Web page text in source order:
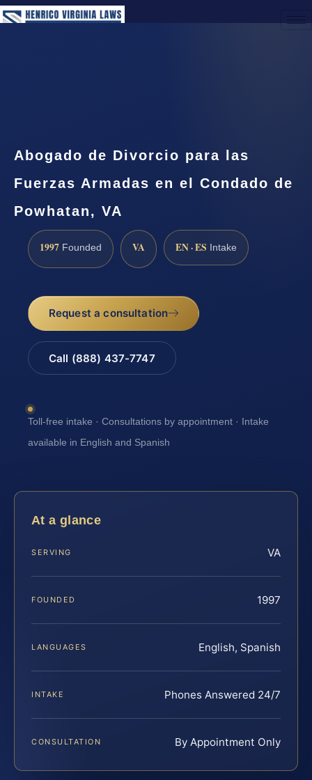
Abogado de Divorcio para las
Fuerzas Armadas en el Condado de
Powhatan, VA
1997 Founded VA EN · ES Intake
Request a consultation
Call (888) 437-7747
Toll-free intake · Consultations by appointment · Intake
available in English and Spanish
At a glance
SERVING VA
FOUNDED 1997
LANGUAGES English, Spanish
INTAKE Phones Answered 24/7
CONSULTATION By Appointment Only